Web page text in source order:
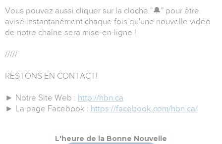
Vous pouvez aussi cliquer sur la cloche "🔔" pour être
avisé instantanément chaque fois qu'une nouvelle vidéo
de notre chaîne sera mise-en-ligne !
/////
RESTONS EN CONTACT!
► Notre Site Web : http://hbn.ca
► La page Facebook : https://facebook.com/hbn.ca/
L'heure de la Bonne Nouvelle